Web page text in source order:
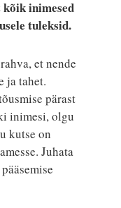
inimesed
tuleksid.
et nende
ja tahet.
pärast
inimesi, olgu
kutse on
Juhata